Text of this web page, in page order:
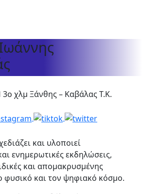
3ο χλμ Ξάνθης – Καβάλας Τ.Κ.
και υλοποιεί
ενημερωτικές εκδηλώσεις,
και απομακρυσμένης
φυσικό και τον ψηφιακό κόσμο.